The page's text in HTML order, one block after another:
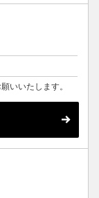
いいたします。